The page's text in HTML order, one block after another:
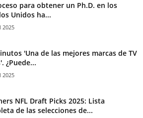
para obtener un Ph.D. en los
Unidos ha...
2025
'Una de las mejores marcas de TV
¿Puede...
2025
NFL Draft Picks 2025: Lista
de las selecciones de...